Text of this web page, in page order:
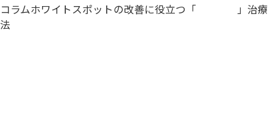
コラムホワイトスポットの改善に役立つ「
」治療
法